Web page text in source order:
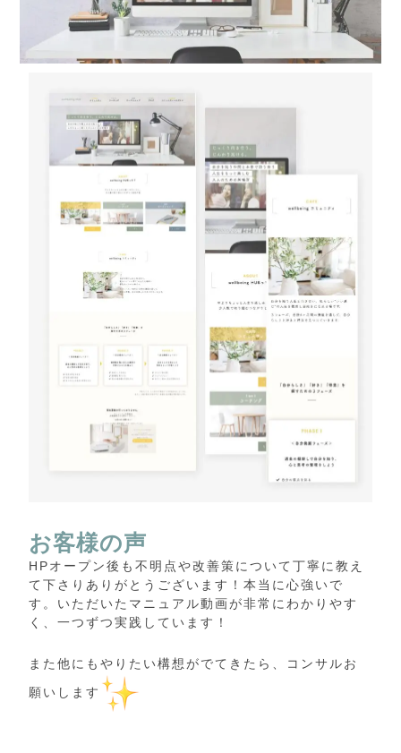
お客様の声
HPオープン後も不明点や改善策について丁寧に教え
て下さりありがとうございます！本当に心強いで
す。いただいたマニュアル動画が非常にわかりやす
く、一つずつ実践しています！
また他にもやりたい構想がでてきたら、コンサルお
願いします